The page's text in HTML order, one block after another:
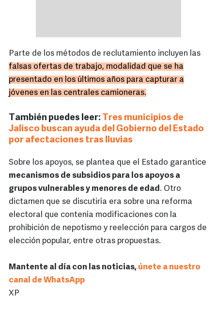
Parte de los métodos de reclutamiento incluyen las
falsas ofertas de trabajo, modalidad que se ha
presentado en los últimos años para capturar a
jóvenes en las centrales camioneras.
También puedes leer: Tres municipios de
Jalisco buscan ayuda del Gobierno del Estado
por afectaciones tras lluvias
Sobre los apoyos, se plantea que el Estado garantice
mecanismos de subsidios para los apoyos a
grupos vulnerables y menores de edad. Otro
dictamen que se discutiría era sobre una reforma
electoral que contenía modificaciones con la
prohibición de nepotismo y reelección para cargos de
elección popular, entre otras propuestas.
Mantente al día con las noticias, únete a nuestro
canal de WhatsApp
XP